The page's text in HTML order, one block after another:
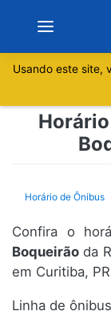
Sobre
Rio de
Usando este site,
Horário de Ônibus
Confira o
Boqueirão da
em Curitiba,
Linha de